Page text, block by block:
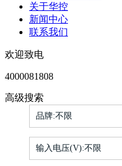
关于华控
新闻中心
联系我们
欢迎致电
4000081808
高级搜索
品牌:不限
输入电压(V):不限